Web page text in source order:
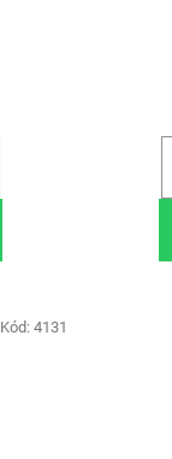
Kód: 4131